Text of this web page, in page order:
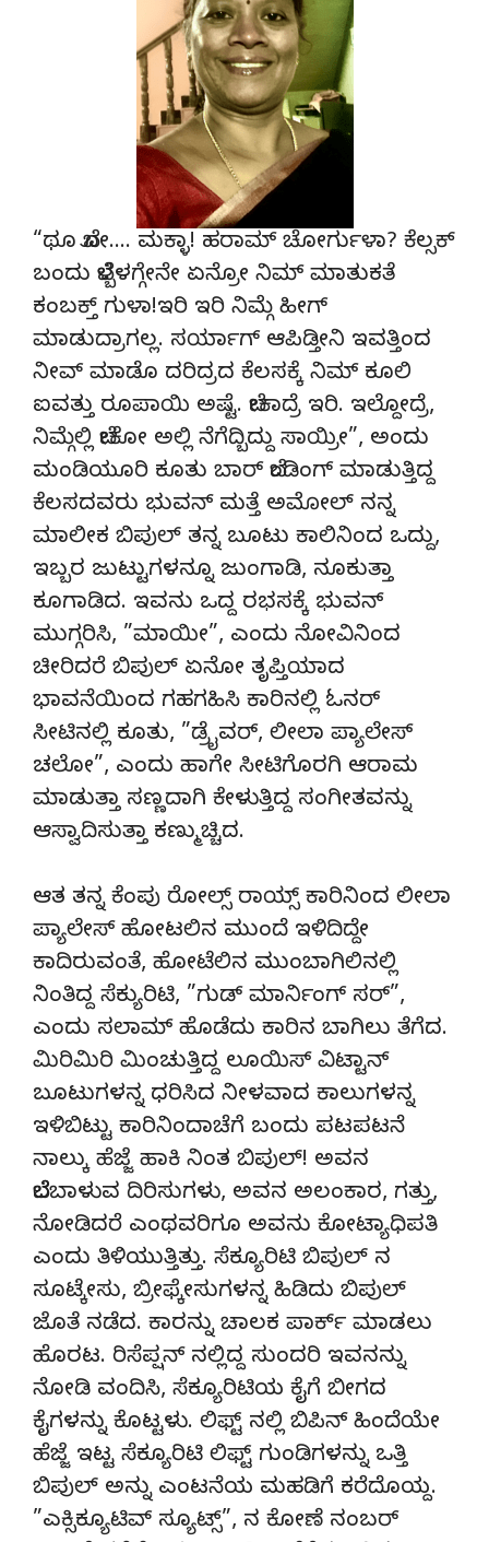
“ಥೂ ಬೋ…. ಮಕ್ಳಾ! ಹರಾಮ್ ಚೋರ್ಗುಳಾ? ಕೆಲ್ಸಕ್
ಬಂದು ಬೆಳ್ಬೆಳಗ್ಗೇನೇ ಏನ್ರೋ ನಿಮ್ ಮಾತುಕತೆ
ಕಂಬಕ್ತ್ ಗುಳಾ!ಇರಿ ಇರಿ ನಿಮ್ಗೆ ಹೀಗ್
ಮಾಡುದ್ರಾಗಲ್ಲ. ಸರ್ಯಾಗ್ ಆಪಿಡ್ತೀನಿ ಇವತ್ತಿಂದ
ನೀವ್ ಮಾಡೊ ದರಿದ್ರದ ಕೆಲಸಕ್ಕೆ ನಿಮ್ ಕೂಲಿ
ಐವತ್ತು ರೂಪಾಯಿ ಅಷ್ಟೆ. ಬೇಕಾದ್ರೆ ಇರಿ. ಇಲ್ದೋದ್ರೆ,
ನಿಮ್ಗೆಲ್ಲಿ ಬೇಕೋ ಅಲ್ಲಿ ನೆಗೆದ್ಬಿದ್ದು ಸಾಯ್ರೀ”, ಅಂದು
ಮಂಡಿಯೂರಿ ಕೂತು ಬಾರ್ ಬೆಂಡಿಂಗ್ ಮಾಡುತ್ತಿದ್ದ
ಕೆಲಸದವರು ಭುವನ್ ಮತ್ತೆ ಅಮೋಲ್ ನನ್ನ
ಮಾಲೀಕ ಬಿಪುಲ್ ತನ್ನ ಬೂಟು ಕಾಲಿನಿಂದ ಒದ್ದು,
ಇಬ್ಬರ ಜುಟ್ಟುಗಳನ್ನೂ ಜುಂಗಾಡಿ, ನೂಕುತ್ತಾ
ಕೂಗಾಡಿದ. ಇವನು ಒದ್ದ ರಭಸಕ್ಕೆ ಭುವನ್
ಮುಗ್ಗರಿಸಿ, ”ಮಾಯೀ”, ಎಂದು ನೋವಿನಿಂದ
ಚೀರಿದರೆ ಬಿಪುಲ್ ಏನೋ ತೃಪ್ತಿಯಾದ
ಭಾವನೆಯಿಂದ ಗಹಗಹಿಸಿ ಕಾರಿನಲ್ಲಿ ಓನರ್
ಸೀಟಿನಲ್ಲಿ ಕೂತು, ”ಡ್ರೈವರ್, ಲೀಲಾ ಪ್ಯಾಲೇಸ್
ಚಲೋ”, ಎಂದು ಹಾಗೇ ಸೀಟಿಗೊರಗಿ ಆರಾಮ
ಮಾಡುತ್ತಾ ಸಣ್ಣದಾಗಿ ಕೇಳುತ್ತಿದ್ದ ಸಂಗೀತವನ್ನು
ಆಸ್ವಾದಿಸುತ್ತಾ ಕಣ್ಮುಚ್ಚಿದ.
ಆತ ತನ್ನ ಕೆಂಪು ರೋಲ್ಸ್ ರಾಯ್ಸ್ ಕಾರಿನಿಂದ ಲೀಲಾ
ಪ್ಯಾಲೇಸ್ ಹೋಟಲಿನ ಮುಂದೆ ಇಳಿದಿದ್ದೇ
ಕಾದಿರುವಂತೆ, ಹೋಟೆಲಿನ ಮುಂಬಾಗಿಲಿನಲ್ಲಿ
ನಿಂತಿದ್ದ ಸೆಕ್ಯುರಿಟಿ, ”ಗುಡ್ ಮಾರ್ನಿಂಗ್ ಸರ್”,
ಎಂದು ಸಲಾಮ್ ಹೊಡೆದು ಕಾರಿನ ಬಾಗಿಲು ತೆಗೆದ.
ಮಿರಿಮಿರಿ ಮಿಂಚುತ್ತಿದ್ದ ಲೂಯಿಸ್ ವಿಟ್ಟಾನ್
ಬೂಟುಗಳನ್ನ ಧರಿಸಿದ ನೀಳವಾದ ಕಾಲುಗಳನ್ನ
ಇಳಿಬಿಟ್ಟು ಕಾರಿನಿಂದಾಚೆಗೆ ಬಂದು ಪಟಪಟನೆ
ನಾಲ್ಕು ಹೆಜ್ಜೆ ಹಾಕಿ ನಿಂತ ಬಿಪುಲ್! ಅವನ
ಬೆಲೆಬಾಳುವ ದಿರಿಸುಗಳು, ಅವನ ಅಲಂಕಾರ, ಗತ್ತು,
ನೋಡಿದರೆ ಎಂಥವರಿಗೂ ಅವನು ಕೋಟ್ಯಾಧಿಪತಿ
ಎಂದು ತಿಳಿಯುತ್ತಿತ್ತು. ಸೆಕ್ಯೂರಿಟಿ ಬಿಪುಲ್ ನ
ಸೂಟ್ಕೇಸು, ಬ್ರೀಫ್ಕೇಸುಗಳನ್ನ ಹಿಡಿದು ಬಿಪುಲ್
ಜೊತೆ ನಡೆದ. ಕಾರನ್ನು ಚಾಲಕ ಪಾರ್ಕ್ ಮಾಡಲು
ಹೊರಟ. ರಿಸೆಪ್ಷನ್ ನಲ್ಲಿದ್ದ ಸುಂದರಿ ಇವನನ್ನು
ನೋಡಿ ವಂದಿಸಿ, ಸೆಕ್ಯೂರಿಟಿಯ ಕೈಗೆ ಬೀಗದ
ಕೈಗಳನ್ನು ಕೊಟ್ಟಳು. ಲಿಫ್ಟ್ ನಲ್ಲಿ ಬಿಪಿನ್ ಹಿಂದೆಯೇ
ಹೆಜ್ಜೆ ಇಟ್ಟ ಸೆಕ್ಯೂರಿಟಿ ಲಿಫ್ಟ್ ಗುಂಡಿಗಳನ್ನು ಒತ್ತಿ
ಬಿಪುಲ್ ಅನ್ನು ಎಂಟನೆಯ ಮಹಡಿಗೆ ಕರೆದೊಯ್ದ.
”ಎಕ್ಸಿಕ್ಯೂಟಿವ್ ಸ್ಯೂಟ್ಸ್”, ನ ಕೋಣೆ ನಂಬರ್